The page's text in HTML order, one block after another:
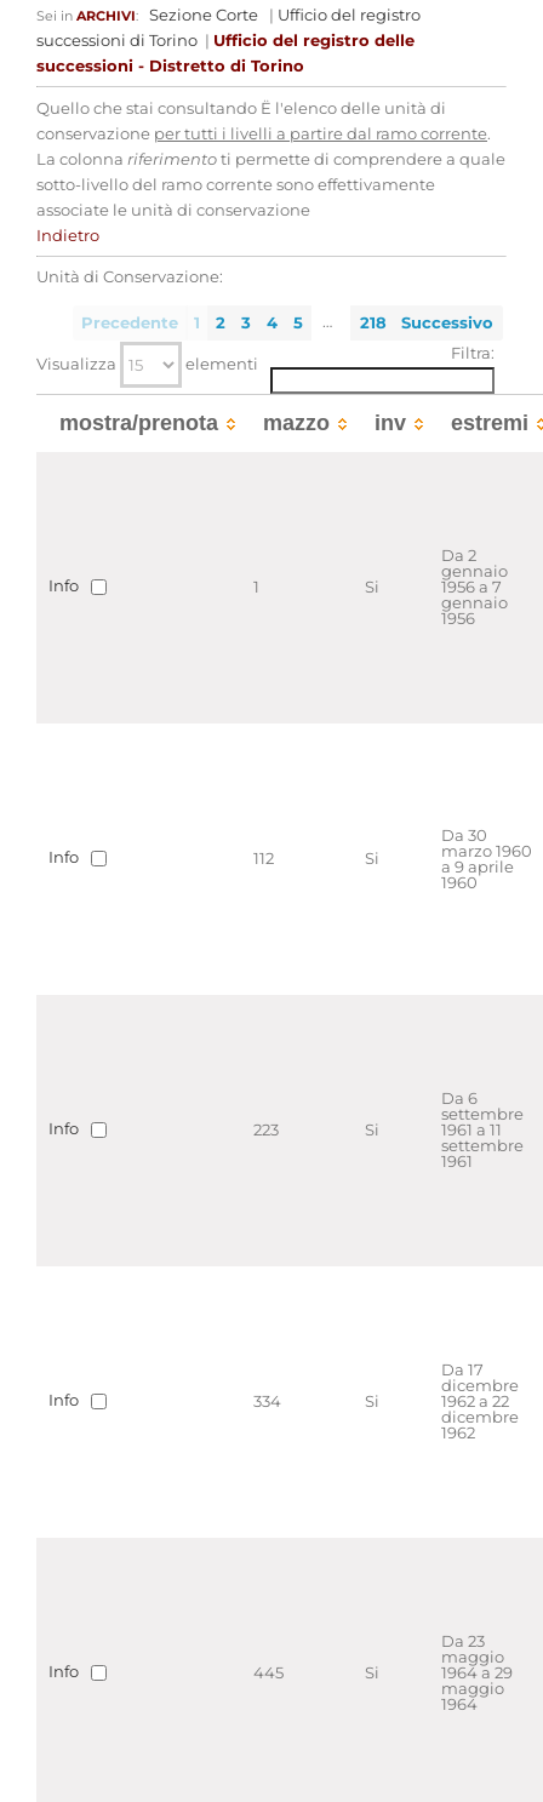
Sei in ARCHIVI: Sezione Corte | Ufficio del registro
successioni di Torino | Ufficio del registro delle
successioni - Distretto di Torino
Quello che stai consultando Ë l'elenco delle unità di
conservazione per tutti i livelli a partire dal ramo corrente.
La colonna riferimento ti permette di comprendere a quale
sotto-livello del ramo corrente sono effettivamente
associate le unità di conservazione
Indietro
Unità di Conservazione:
Precedente 1 2 3 4 5 … 218 Successivo
Visualizza elementi
Filtra:
mostra/prenota mazzo inv estremi
Info 1 Si
Da 2
gennaio
1956 a 7
gennaio
1956
Info 112 Si
Da 30
marzo 1960
a 9 aprile
1960
Info 223 Si
Da 6
settembre
1961 a 11
settembre
1961
Info 334 Si
Da 17
dicembre
1962 a 22
dicembre
1962
Info 445 Si
Da 23
maggio
1964 a 29
maggio
1964